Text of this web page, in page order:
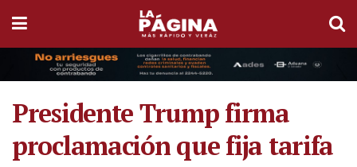
Presidente Trump firma
proclamación que fija tarifa